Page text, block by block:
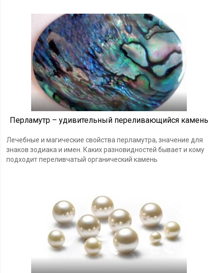
Перламутр – удивительный переливающийся камень
Лечебные и магические свойства перламутра, значение для
знаков зодиака и имен. Каких разновидностей бывает и кому
подходит переливчатый органический камень